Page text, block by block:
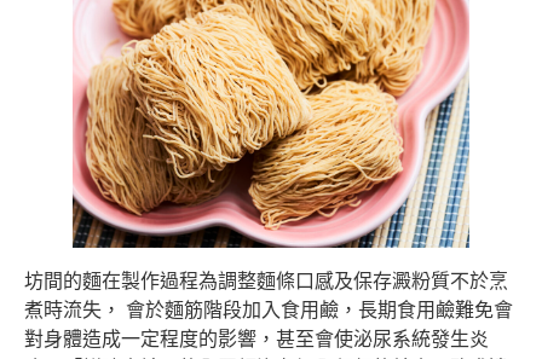
坊間的麵在製作過程為調整麵條口感及保存澱粉質不於烹
煮時流失， 會於麵筋階段加入食用鹼，長期食用鹼難免會
對身體造成一定程度的影響，甚至會使泌尿系統發生炎